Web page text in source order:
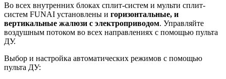
Во всех внутренних блоках сплит-систем и мульти сплит-
систем FUNAI установлены и горизонтальные, и
вертикальные жалюзи с электроприводом. Управляйте
воздушным потоком во всех направлениях с помощью пульта
ДУ.
Выбор и настройка автоматических режимов с помощью
пульта ДУ: